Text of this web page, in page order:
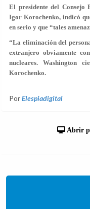
El presidente del Consejo
Igor Korochenko, indicó
en serio y que “tales
“La eliminación del
extranjero obviamente
nucleares. Washington
Korochenko.
PorElespiadigital
Abrir